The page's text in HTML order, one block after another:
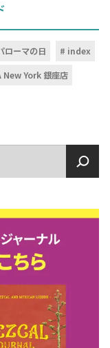
ローマの日
index
New York 銀座店